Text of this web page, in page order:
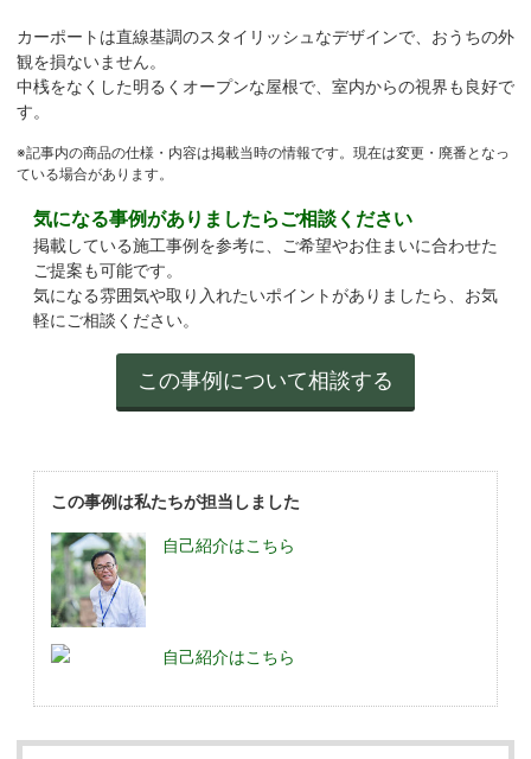
カーポートは直線基調のスタイリッシュなデザインで、おうちの外
観を損ないません。
中桟をなくした明るくオープンな屋根で、室内からの視界も良好で
す。
※記事内の商品の仕様・内容は掲載当時の情報です。現在は変更・廃番となっ
ている場合があります。
気になる事例がありましたらご相談ください
掲載している施工事例を参考に、ご希望やお住まいに合わせた
ご提案も可能です。
気になる雰囲気や取り入れたいポイントがありましたら、お気
軽にご相談ください。
この事例は私たちが担当しました
自己紹介はこちら
自己紹介はこちら